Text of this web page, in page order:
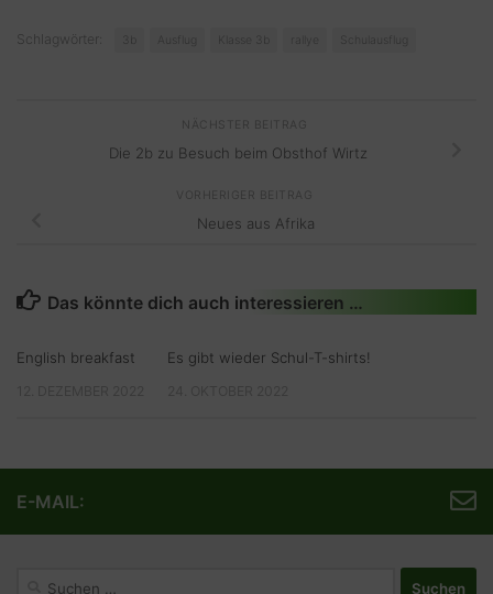
Schlagwörter:
NÄCHSTER BEITRAG
Die 2b zu Besuch beim Obsthof Wirtz
VORHERIGER BEITRAG
Neues aus Afrika
Das könnte dich auch interessieren …
English breakfast Es gibt wieder Schul-T-shirts!
E-MAIL: